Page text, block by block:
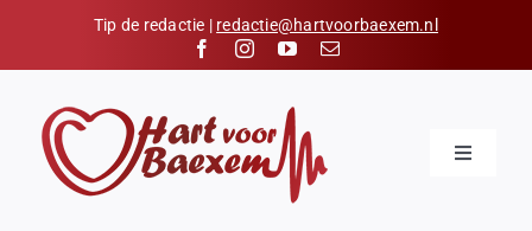
content
Tip de redactie | redactie@hartvoorbaexem.nl
Toggle